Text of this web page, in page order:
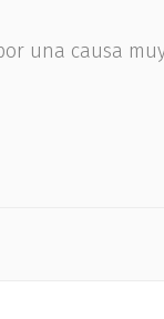
una causa